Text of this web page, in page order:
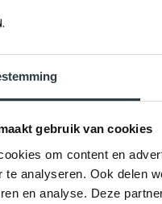
gebruik van cookies
om content en
te analyseren. Ook delen
en analyse. Deze
★★